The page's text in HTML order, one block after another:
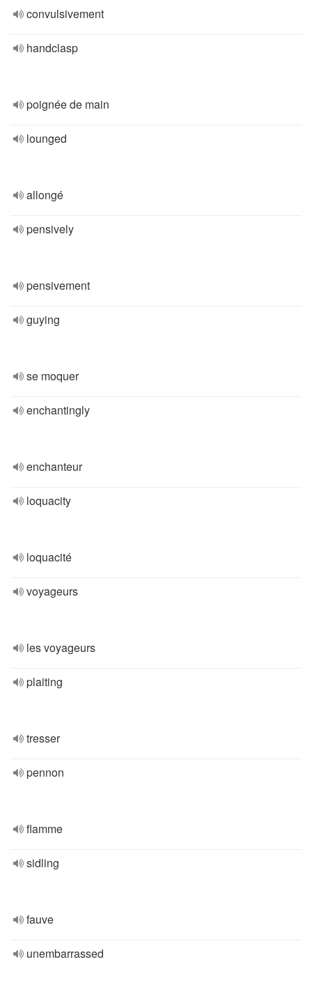
convulsivement
handclasp
poignée de main
lounged
allongé
pensively
pensivement
guying
se moquer
enchantingly
enchanteur
loquacity
loquacité
voyageurs
les voyageurs
plaiting
tresser
pennon
flamme
sidling
fauve
unembarrassed